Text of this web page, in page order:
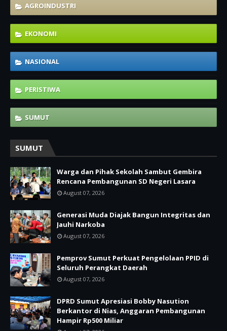
AGROINDUSTRI
EKONOMI
NASIONAL
PERISTIWA
SUMUT
SUMUT
Warga dan Pihak Sekolah Sambut Gembira
Rencana Pembangunan SD Negeri Lasara
August 07, 2026
Generasi Muda Diajak Bangun Integritas dan
Jauhi Narkoba
August 07, 2026
Pemprov Sumut Perkuat Pengelolaan PPID di
Seluruh Perangkat Daerah
August 07, 2026
DPRD Sumut Apresiasi Bobby Nasution
Berkantor di Nias, Anggaran Pembangunan
Hampir Rp500 Miliar